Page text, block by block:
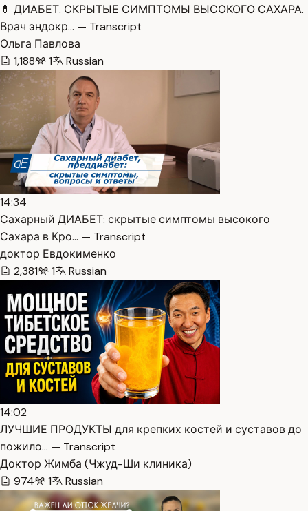
💊 ДИАБЕТ. СКРЫТЫЕ СИМПТОМЫ ВЫСОКОГО САХАРА.
Врач эндокр… — Transcript
Ольга Павлова
1,188
1 Russian
14:34
Сахарный ДИАБЕТ: скрытые симптомы высокого
Сахара в Кро… — Transcript
доктор Евдокименко
2,381
1 Russian
14:02
ЛУЧШИЕ ПРОДУКТЫ для крепких костей и суставов до
пожило… — Transcript
Доктор Жимба (Чжуд-Ши клиника)
974
1 Russian